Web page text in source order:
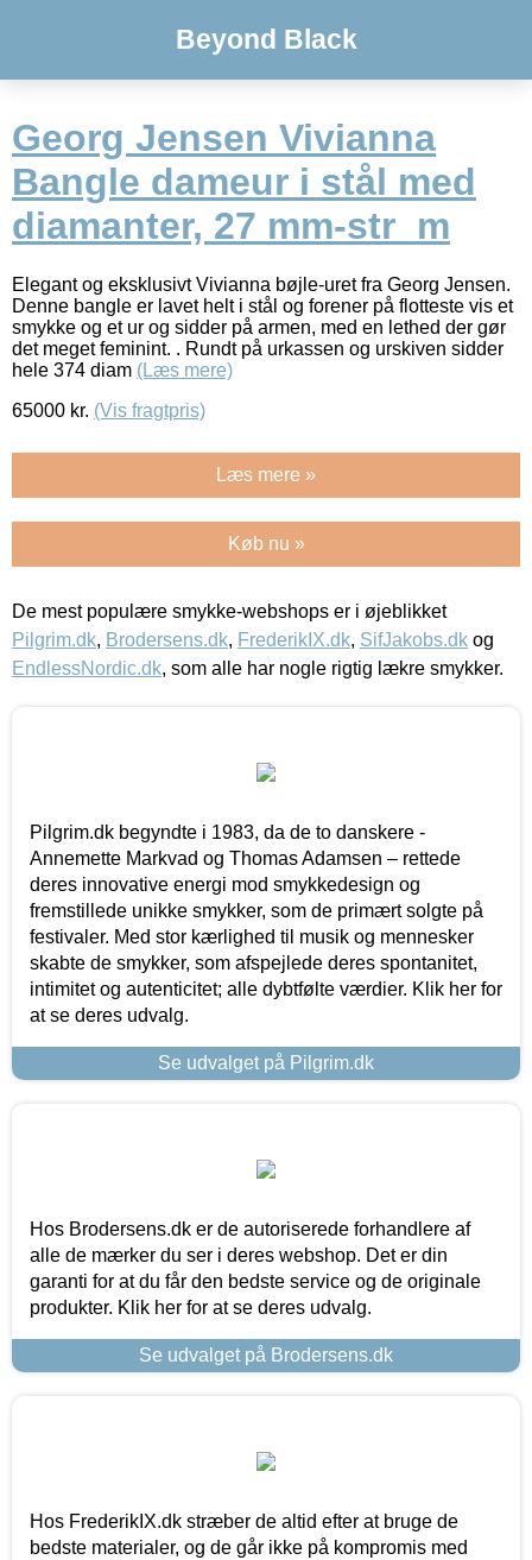
Beyond Black
Georg Jensen Vivianna
Bangle dameur i stål med
diamanter, 27 mm-str_m
Elegant og eksklusivt Vivianna bøjle-uret fra Georg Jensen.
Denne bangle er lavet helt i stål og forener på flotteste vis et
smykke og et ur og sidder på armen, med en lethed der gør
det meget feminint. . Rundt på urkassen og urskiven sidder
hele 374 diam (Læs mere)
65000 kr. (Vis fragtpris)
Læs mere »
Køb nu »
De mest populære smykke-webshops er i øjeblikket
Pilgrim.dk, Brodersens.dk, FrederikIX.dk, SifJakobs.dk og
EndlessNordic.dk, som alle har nogle rigtig lækre smykker.
Pilgrim.dk begyndte i 1983, da de to danskere -
Annemette Markvad og Thomas Adamsen – rettede
deres innovative energi mod smykkedesign og
fremstillede unikke smykker, som de primært solgte på
festivaler. Med stor kærlighed til musik og mennesker
skabte de smykker, som afspejlede deres spontanitet,
intimitet og autenticitet; alle dybtfølte værdier. Klik her for
at se deres udvalg.
Se udvalget på Pilgrim.dk
Hos Brodersens.dk er de autoriserede forhandlere af
alle de mærker du ser i deres webshop. Det er din
garanti for at du får den bedste service og de originale
produkter. Klik her for at se deres udvalg.
Se udvalget på Brodersens.dk
Hos FrederikIX.dk stræber de altid efter at bruge de
bedste materialer, og de går ikke på kompromis med